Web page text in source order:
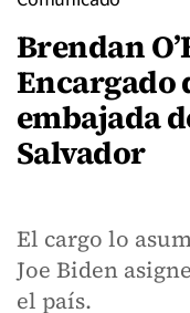
Brendan
Encargado
embajada
Salvador
El cargo lo
Joe Biden
el país.